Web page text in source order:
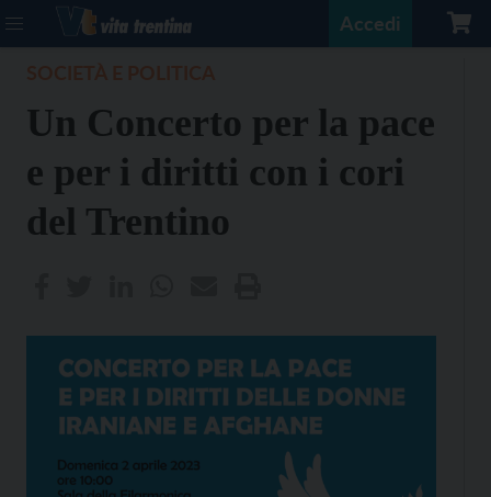
Accedi
Un Concerto per la pace
e per i diritti con i cori
del Trentino